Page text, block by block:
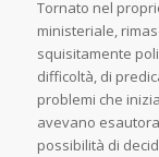
Tornato nel
ministeriale,
squisitamente
difficoltà, di
problemi che
avevano
possibilità di